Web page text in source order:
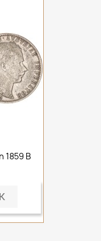
1859 B